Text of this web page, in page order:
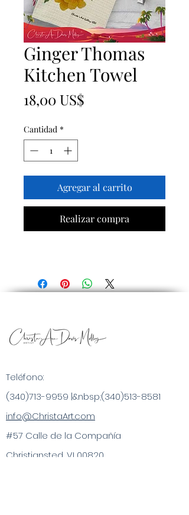
Ginger Thomas
Kitchen Towel
18,00 US$
Cantidad *
Agregar al carrito
Realizar compra
Teléfono:
(340)713-9959 |&nbsp;(340)513-8581
info@ChristaArt.com
#57 Calle de la Compañía
Christiansted, VI 00820